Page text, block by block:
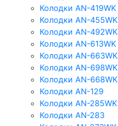
Колодки AN-419WK
Колодки AN-455WK
Колодки AN-492WK
Колодки AN-613WK
Колодки AN-663WK
Колодки AN-698WK
Колодки AN-668WK
Колодки AN-129
Колодки AN-285WK
Колодки AN-283